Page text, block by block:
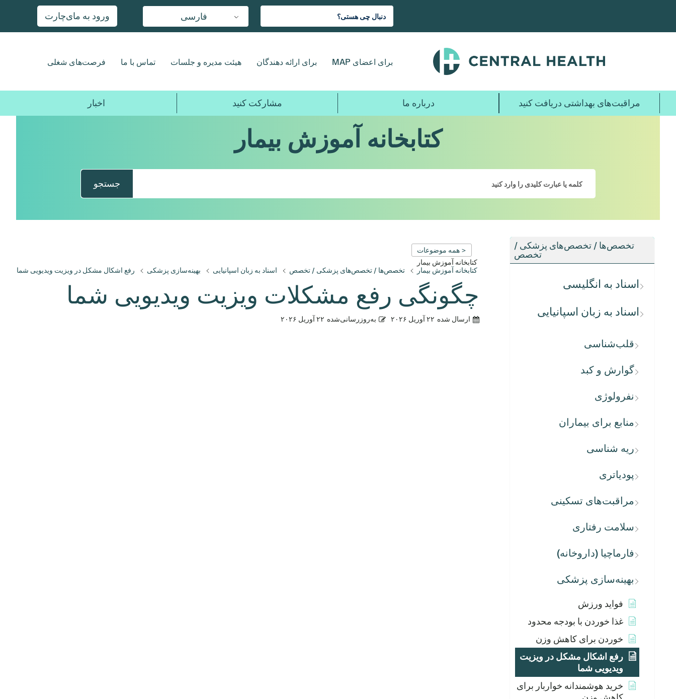
محتوای
فارسی ورود به مای‌چارت
برای اعضای MAP برای ارائه دهندگان هیئت مدیره و جلسات تماس با ما فرصت‌های شغلی
مراقبت‌های بهداشتی دریافت کنید درباره ما مشارکت کنید اخبار
کتابخانه آموزش بیمار
جستجو
تخصص‌ها / تخصص‌های پزشکی /
تخصص
اسناد به انگلیسی
اسناد به زبان اسپانیایی
قلب‌شناسی
گوارش و کبد
نفرولوژی
منابع برای بیماران
ریه شناسی
پودیاتری
مراقبت‌های تسکینی
سلامت رفتاری
فارماچیا (داروخانه)
بهینه‌سازی پزشکی
فواید ورزش
غذا خوردن با بودجه محدود
خوردن برای کاهش وزن
رفع اشکال مشکل در ویزیت
ویدیویی شما
خرید هوشمندانه خواربار برای
< همه موضوعات
کتابخانه آموزش بیمار
کتابخانه آموزش بیمار
تخصص‌ها / تخصص‌های پزشکی / تخصص اسناد به زبان اسپانیایی بهینه‌سازی پزشکی رفع اشکال مشکل در ویزیت ویدیویی شما
چگونگی رفع مشکلات ویزیت ویدیویی شما
ارسال شده ۲۲ آوریل ۲۰۲۶ به‌روزرسانی‌شده ۲۲ آوریل ۲۰۲۶